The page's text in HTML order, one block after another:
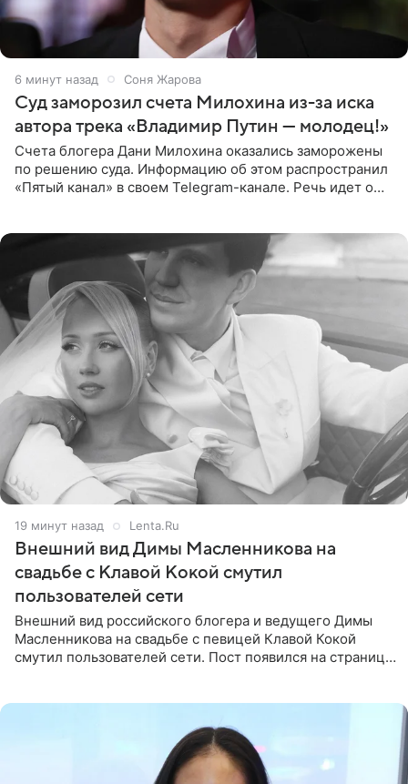
6 минут назад Соня Жарова
Суд заморозил счета Милохина из-за иска
автора трека «Владимир Путин — молодец!»
Счета блогера Дани Милохина оказались заморожены
по решению суда. Информацию об этом распространил
«Пятый канал» в своем Telegram-канале. Речь идет о
19 минут назад Lenta.Ru
Внешний вид Димы Масленникова на
свадьбе с Клавой Кокой смутил
пользователей сети
Внешний вид российского блогера и ведущего Димы
Масленникова на свадьбе с певицей Клавой Кокой
смутил пользователей сети. Пост появился на странице